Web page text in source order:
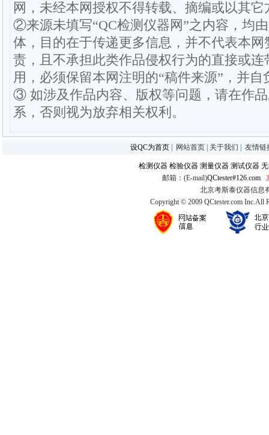
网，未经本网授权不得转载、摘编或以其它
②来源未填写“QC检测仪器网”之内容，均
体，目的在于传递更多信息，并不代表本
责，且不承担此类作品侵权行为的直接或
用，必须保留本网注明的“稿件来源”，并
③ 如涉及作品内容、版权等问题，请在作
系，否则视为放弃相关权利。
设QC为首页 网站首页 关于我们 友情链
检测仪器 检验仪器 测量仪器 测试仪器
邮箱：(E-mail)QCtester#126.com
北京考斯泰仪器信息
Copyright © 2009 QCtester.com Inc.All